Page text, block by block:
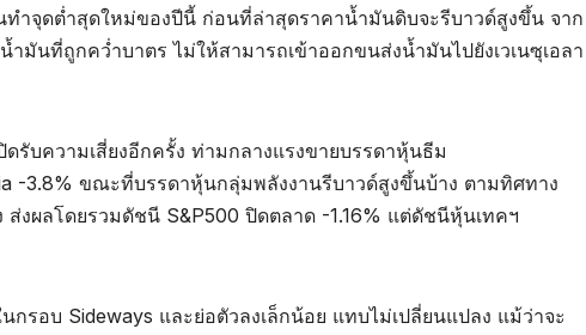
ำจุดต่ำสุดใหม่ของปีนี้ ก่อนที่ล่าสุดราคาน้ำมันดิบจะรีบาวด์สูงขึ้น จาก
มันที่ถูกคว่ำบาตร ไม่ให้สามารถเข้าออกขนส่งน้ำมันไปยังเวเนซุเอลา
รับความเสี่ยงอีกครั้ง ท่ามกลางแรงขายบรรดาหุ้นธีม
-3.8% ขณะที่บรรดาหุ้นกลุ่มพลังงานรีบาวด์สูงขึ้นบ้าง ตามทิศทาง
ผลโดยรวมดัชนี S&P500 ปิดตลาด -1.16% แต่ดัชนีหุ้นเทคฯ
รอบ Sideways และย่อตัวลงเล็กน้อย แทบไม่เปลี่ยนแปลง แม้ว่าจะ